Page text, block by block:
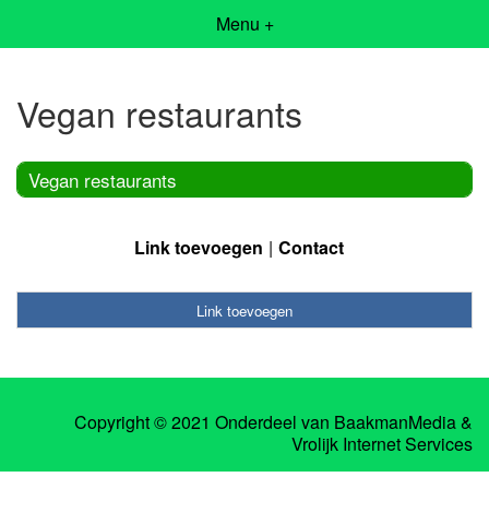
Menu +
Vegan restaurants
Vegan restaurants
Link toevoegen Contact
Link toevoegen
Copyright © 2021 Onderdeel van BaakmanMedia&
Vrolijk Internet Services